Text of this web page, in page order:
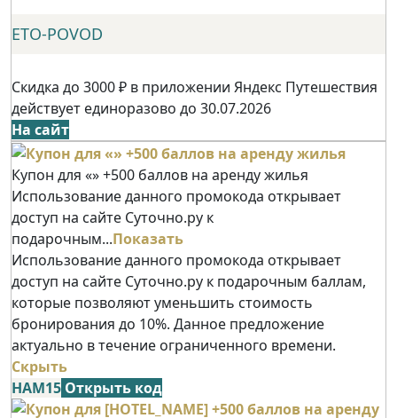
ETO-POVOD
Скидка до 3000 ₽ в приложении Яндекс Путешествия
действует единоразово до 30.07.2026
На сайт
Купон для «» +500 баллов на аренду жилья
Использование данного промокода открывает
доступ на сайте Суточно.ру к
подарочным...Показать
Использование данного промокода открывает
доступ на сайте Суточно.ру к подарочным баллам,
которые позволяют уменьшить стоимость
бронирования до 10%. Данное предложение
актуально в течение ограниченного времени.
Скрыть
НАМ15 Открыть код